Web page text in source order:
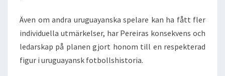
Även om andra uruguayanska spelare kan ha fått fler
individuella utmärkelser, har Pereiras konsekvens och
ledarskap på planen gjort honom till en respekterad
figur i uruguayansk fotbollshistoria.